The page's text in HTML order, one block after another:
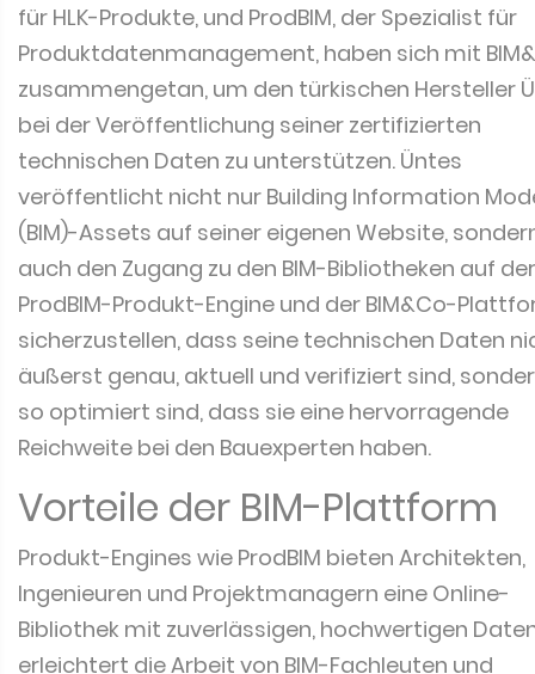
für HLK-Produkte, und ProdBIM, der Spezialist für
Produktdatenmanagement, haben sich mit
zusammengetan, um den türkischen Hersteller
bei der Veröffentlichung seiner zertifizierten
technischen Daten zu unterstützen. Üntes
veröffentlicht nicht nur Building Information
(BIM)-Assets auf seiner eigenen Website,
auch den Zugang zu den BIM-Bibliotheken auf der
ProdBIM-Produkt-Engine und der BIM&Co-
sicherzustellen, dass seine technischen Daten
äußerst genau, aktuell und verifiziert sind,
so optimiert sind, dass sie eine hervorragende
Reichweite bei den Bauexperten haben.
Vorteile der BIM-Plattform
Produkt-Engines wie ProdBIM bieten Architekten,
Ingenieuren und Projektmanagern eine Online-
Bibliothek mit zuverlässigen, hochwertigen
erleichtert die Arbeit von BIM-Fachleuten und